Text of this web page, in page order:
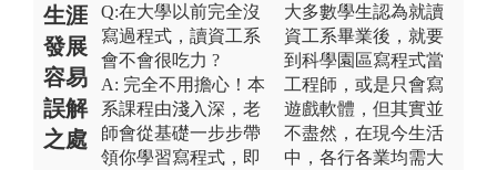
生涯
發展
容易
誤解
之處
Q:在大學以前完全沒
寫過程式，讀資工系
會不會很吃力 ?
A: 完全不用擔心！本
系課程由淺入深，老
師會從基礎一步步帶
領你學習寫程式，即
大多數學生認為就讀
資工系畢業後，就要
到科學園區寫程式當
工程師，或是只會寫
遊戲軟體，但其實並
不盡然，在現今生活
中，各行各業均需大